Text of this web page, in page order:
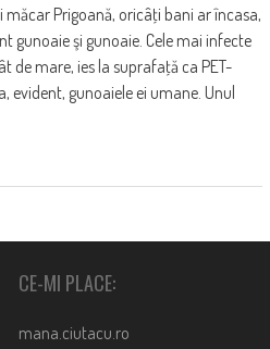
măcar Prigoană, oricâţi bani ar încasa,
gunoaie şi gunoaie. Cele mai infecte
de mare, ies la suprafaţă ca PET-
evident, gunoaiele ei umane. Unul
CE-MI PLACE:
mana.ciutacu.ro